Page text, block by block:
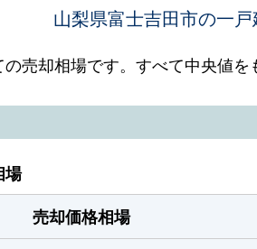
山梨県富士吉田市の一戸
売却相場です。すべて中央値を
場
売却価格相場